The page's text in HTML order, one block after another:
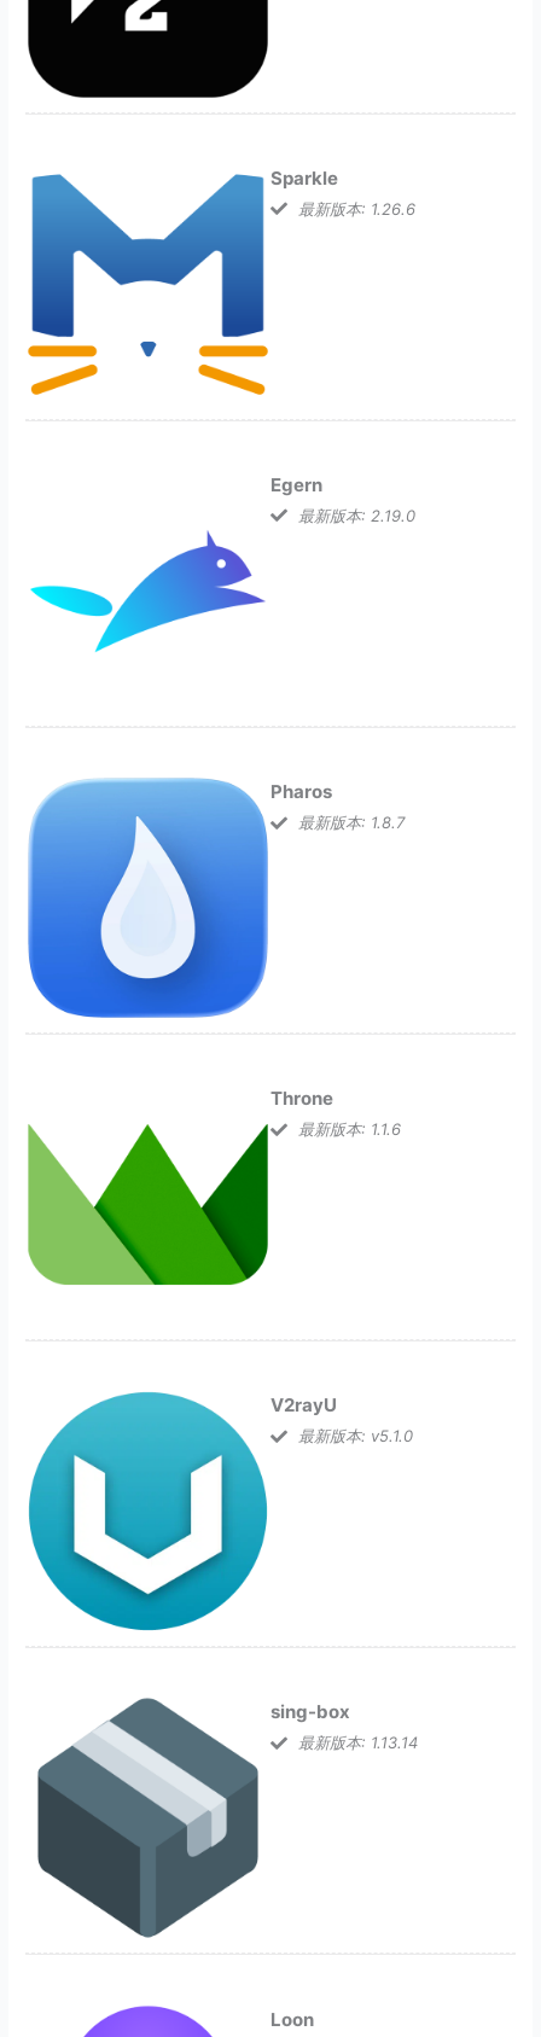
Sparkle
最新版本: 1.26.6
Egern
最新版本: 2.19.0
Pharos
最新版本: 1.8.7
Throne
最新版本: 1.1.6
V2rayU
最新版本: v5.1.0
sing-box
最新版本: 1.13.14
Loon